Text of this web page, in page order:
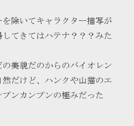
除いてキャラクター描写が
てきてはハテナ？？？みた
美貌だのからのバイオレン
然だけど、ハンクや山猫のエ
ンカンプンの極みだった